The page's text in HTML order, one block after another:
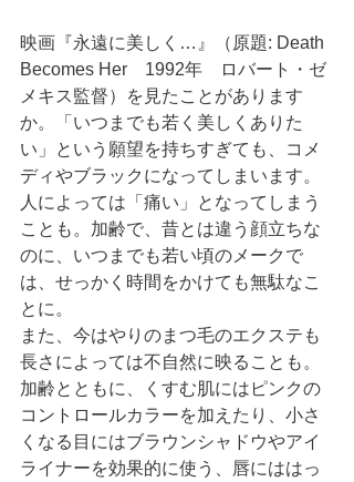
映画『永遠に美しく…』（原題: Death
Becomes Her　1992年　ロバート・ゼ
メキス監督）を見たことがあります
か。「いつまでも若く美しくありた
い」という願望を持ちすぎても、コメ
ディやブラックになってしまいます。
人によっては「痛い」となってしまう
ことも。加齢で、昔とは違う顔立ちな
のに、いつまでも若い頃のメークで
は、せっかく時間をかけても無駄なこ
とに。
また、今はやりのまつ毛のエクステも
長さによっては不自然に映ることも。
加齢とともに、くすむ肌にはピンクの
コントロールカラーを加えたり、小さ
くなる目にはブラウンシャドウやアイ
ライナーを効果的に使う、唇にははっ